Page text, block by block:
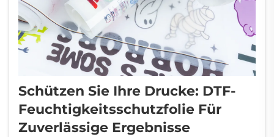
Schützen Sie Ihre Drucke: DTF-
Feuchtigkeitsschutzfolie Für
Zuverlässige Ergebnisse